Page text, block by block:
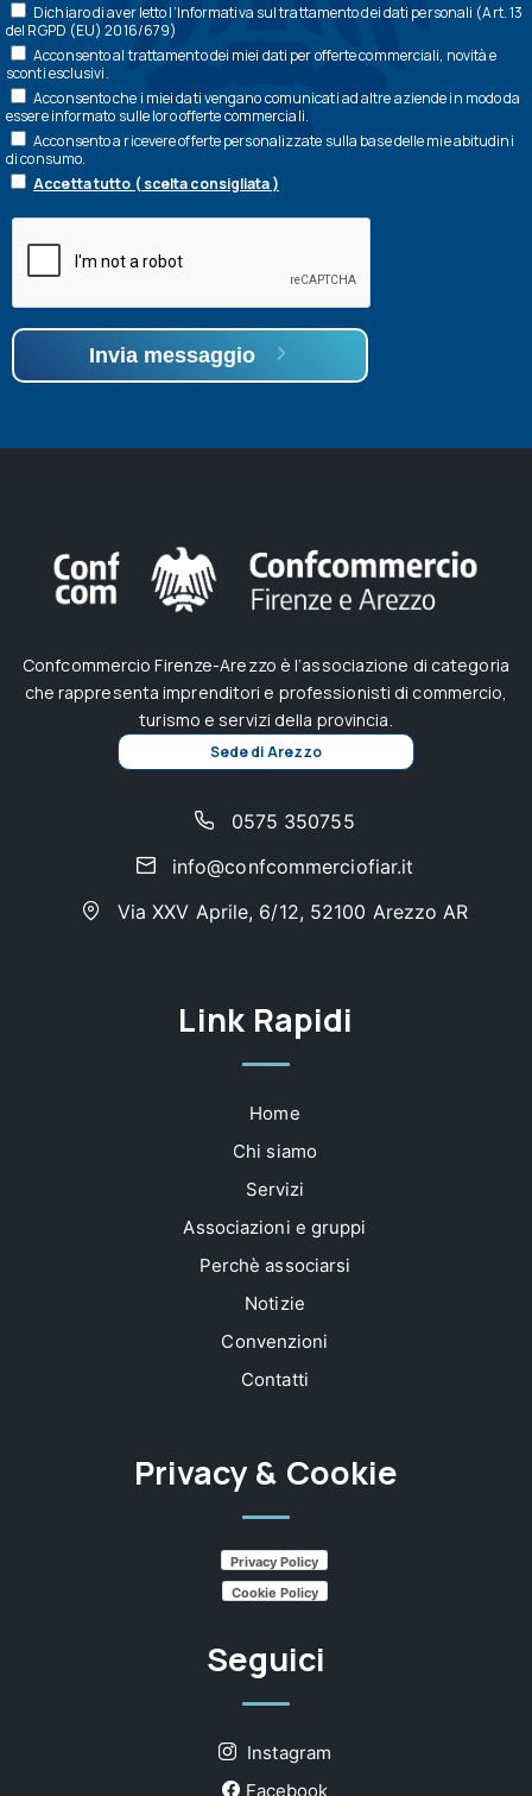
Dichiaro di aver letto l’Informativa sul trattamento dei dati personali (Art. 13
del RGPD (EU) 2016/679)
Acconsento al trattamento dei miei dati per offerte commerciali, novità e
sconti esclusivi.
Acconsento che i miei dati vengano comunicati ad altre aziende in modo da
essere informato sulle loro offerte commerciali.
Acconsento a ricevere offerte personalizzate sulla base delle mie abitudini
di consumo.
Accetta tutto ( scelta consigliata )
Invia messaggio
Confcommercio Firenze-Arezzo è l’associazione di categoria
che rappresenta imprenditori e professionisti di commercio,
turismo e servizi della provincia.
Sede di Arezzo
0575 350755
info@confcommerciofiar.it
Via XXV Aprile, 6/12, 52100 Arezzo AR
Link Rapidi
Home
Chi siamo
Servizi
Associazioni e gruppi
Perchè associarsi
Notizie
Convenzioni
Contatti
Privacy & Cookie
Privacy Policy
Cookie Policy
Seguici
Instagram
Facebook